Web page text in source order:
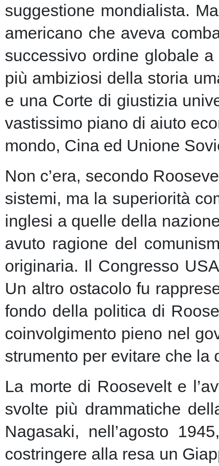
suggestione mondialista.
americano che aveva
successivo ordine globale
più ambiziosi della storia
e una Corte di giustizia
vastissimo piano di aiuto
mondo, Cina ed Unione
Non c’era, secondo
sistemi, ma la superiorità
inglesi a quelle della
avuto ragione del
originaria. Il Congresso
Un altro ostacolo fu
fondo della politica di
coinvolgimento pieno nel
strumento per evitare che
La morte di Roosevelt e
svolte più drammatiche
Nagasaki, nell’agosto
costringere alla resa un